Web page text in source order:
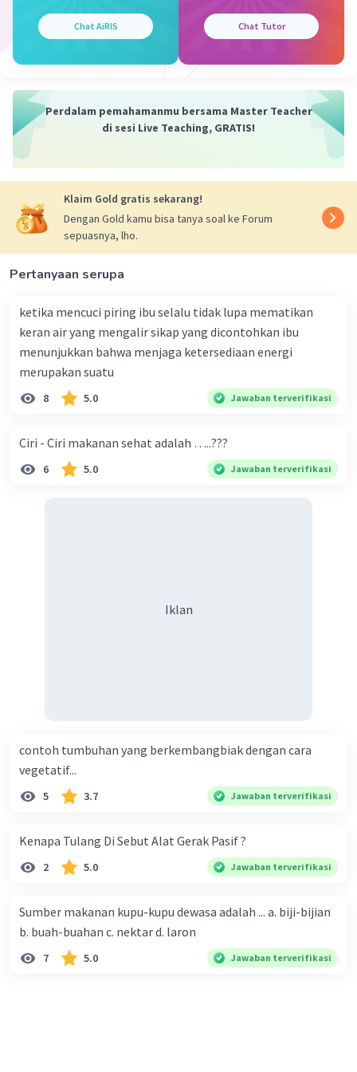
Chat AiRIS Chat Tutor
Perdalam pemahamanmu bersama Master Teacher
di sesi Live Teaching, GRATIS!
Klaim Gold gratis sekarang!
Dengan Gold kamu bisa tanya soal ke Forum
sepuasnya, lho.
Pertanyaan serupa
ketika mencuci piring ibu selalu tidak lupa mematikan
keran air yang mengalir sikap yang dicontohkan ibu
menunjukkan bahwa menjaga ketersediaan energi
merupakan suatu
8 5.0 Jawaban terverifikasi
Ciri - Ciri makanan sehat adalah …..???
6 5.0 Jawaban terverifikasi
Iklan
contoh tumbuhan yang berkembangbiak dengan cara
vegetatif...
5 3.7 Jawaban terverifikasi
Kenapa Tulang Di Sebut Alat Gerak Pasif ?
2 5.0 Jawaban terverifikasi
Sumber makanan kupu-kupu dewasa adalah ... a. biji-bijian
b. buah-buahan c. nektar d. laron
7 5.0 Jawaban terverifikasi